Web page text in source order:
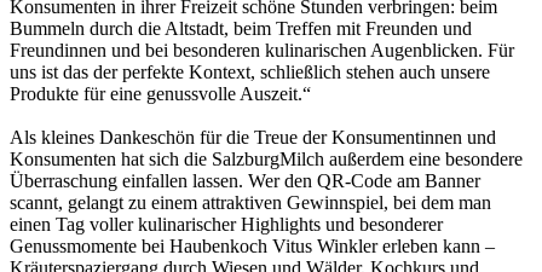
Konsumenten in ihrer Freizeit schöne Stunden verbringen: beim
Bummeln durch die Altstadt, beim Treffen mit Freunden und
Freundinnen und bei besonderen kulinarischen Augenblicken. Für
uns ist das der perfekte Kontext, schließlich stehen auch unsere
Produkte für eine genussvolle Auszeit.“
Als kleines Dankeschön für die Treue der Konsumentinnen und
Konsumenten hat sich die SalzburgMilch außerdem eine besondere
Überraschung einfallen lassen. Wer den QR-Code am Banner
scannt, gelangt zu einem attraktiven Gewinnspiel, bei dem man
einen Tag voller kulinarischer Highlights und besonderer
Genussmomente bei Haubenkoch Vitus Winkler erleben kann –
Kräuterspaziergang durch Wiesen und Wälder, Kochkurs und